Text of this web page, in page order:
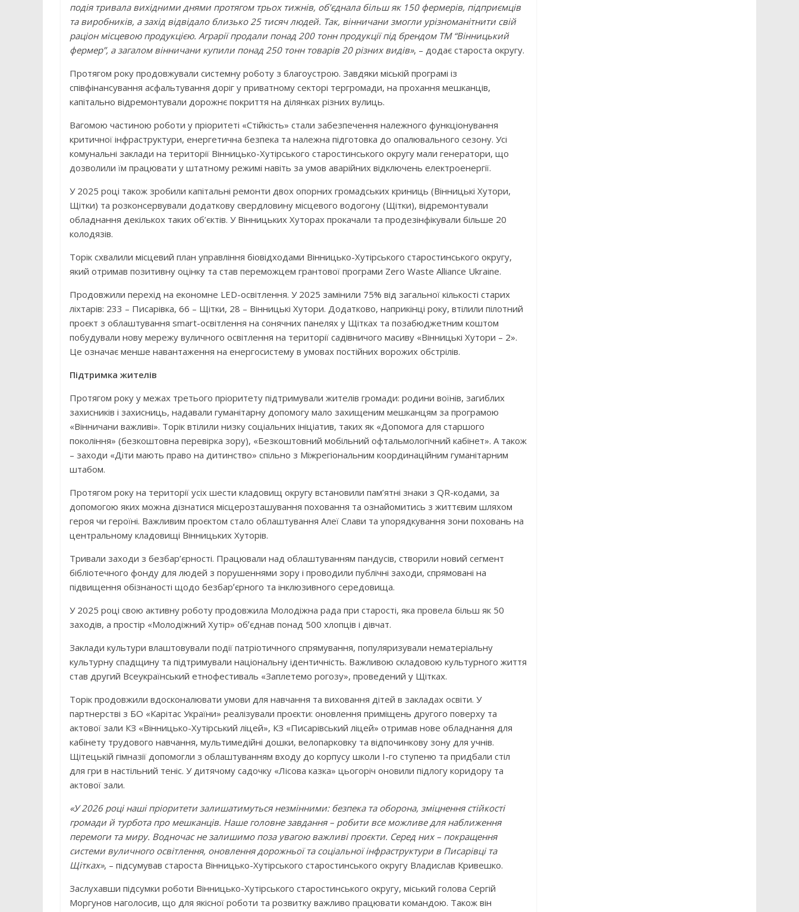
подія тривала вихідними днями протягом трьох тижнів, об’єднала більш як 150 фермерів, підприємців
та виробників, а захід відвідало близько 25 тисяч людей. Так, вінничани змогли урізноманітнити свій
раціон місцевою продукцією. Аграрії продали понад 200 тонн продукції під брендом ТМ “Вінницький
фермер”, а загалом вінничани купили понад 250 тонн товарів 20 різних видів», – додає староста округу.
Протягом року продовжували системну роботу з благоустрою. Завдяки міській програмі із
співфінансування асфальтування доріг у приватному секторі тергромади, на прохання мешканців,
капітально відремонтували дорожнє покриття на ділянках різних вулиць.
Вагомою частиною роботи у пріоритеті «Стійкість» стали забезпечення належного функціонування
критичної інфраструктури, енергетична безпека та належна підготовка до опалювального сезону. Усі
комунальні заклади на території Вінницько-Хутірського старостинського округу мали генератори, що
дозволили їм працювати у штатному режимі навіть за умов аварійних відключень електроенергії.
У 2025 році також зробили капітальні ремонти двох опорних громадських криниць (Вінницькі Хутори,
Щітки) та розконсервували додаткову свердловину місцевого водогону (Щітки), відремонтували
обладнання декількох таких об’єктів. У Вінницьких Хуторах прокачали та продезінфікували більше 20
колодязів.
Торік схвалили місцевий план управління біовідходами Вінницько-Хутірського старостинського округу,
який отримав позитивну оцінку та став переможцем грантової програми Zero Waste Alliance Ukraine.
Продовжили перехід на економне LED-освітлення. У 2025 замінили 75% від загальної кількості старих
ліхтарів: 233 – Писарівка, 66 – Щітки, 28 – Вінницькі Хутори. Додатково, наприкінці року, втілили пілотний
проєкт з облаштування smart-освітлення на сонячних панелях у Щітках та позабюджетним коштом
побудували нову мережу вуличного освітлення на території садівничого масиву «Вінницькі Хутори – 2».
Це означає менше навантаження на енергосистему в умовах постійних ворожих обстрілів.
Підтримка жителів
Протягом року у межах третього пріоритету підтримували жителів громади: родини воїнів, загиблих
захисників і захисниць, надавали гуманітарну допомогу мало захищеним мешканцям за програмою
«Вінничани важливі». Торік втілили низку соціальних ініціатив, таких як «Допомога для старшого
покоління» (безкоштовна перевірка зору), «Безкоштовний мобільний офтальмологічний кабінет». А також
– заходи «Діти мають право на дитинство» спільно з Міжрегіональним координаційним гуманітарним
штабом.
Протягом року на території усіх шести кладовищ округу встановили пам’ятні знаки з QR-кодами, за
допомогою яких можна дізнатися місцерозташування поховання та ознайомитись з життєвим шляхом
героя чи героїні. Важливим проєктом стало облаштування Алеї Слави та упорядкування зони поховань на
центральному кладовищі Вінницьких Хуторів.
Тривали заходи з безбар’єрності. Працювали над облаштуванням пандусів, створили новий сегмент
бібліотечного фонду для людей з порушеннями зору і проводили публічні заходи, спрямовані на
підвищення обізнаності щодо безбарʼєрного та інклюзивного середовища.
У 2025 році свою активну роботу продовжила Молодіжна рада при старості, яка провела більш як 50
заходів, а простір «Молодіжний Хутір» обʼєднав понад 500 хлопців і дівчат.
Заклади культури влаштовували події патріотичного спрямування, популяризували нематеріальну
культурну спадщину та підтримували національну ідентичність. Важливою складовою культурного життя
став другий Всеукраїнський етнофестиваль «Заплетемо рогозу», проведений у Щітках.
Торік продовжили вдосконалювати умови для навчання та виховання дітей в закладах освіти. У
партнерстві з БО «Карітас України» реалізували проєкти: оновлення приміщень другого поверху та
актової зали КЗ «Вінницько-Хутірський ліцей», КЗ «Писарівський ліцей» отримав нове обладнання для
кабінету трудового навчання, мультимедійні дошки, велопарковку та відпочинкову зону для учнів.
Щітецькій гімназії допомогли з облаштуванням входу до корпусу школи I-го ступеню та придбали стіл
для гри в настільний теніс. У дитячому садочку «Лісова казка» цьогоріч оновили підлогу коридору та
актової зали.
«У 2026 році наші пріоритети залишатимуться незмінними: безпека та оборона, зміцнення стійкості
громади й турбота про мешканців. Наше головне завдання – робити все можливе для наближення
перемоги та миру. Водночас не залишимо поза увагою важливі проєкти. Серед них – покращення
системи вуличного освітлення, оновлення дорожньої та соціальної інфраструктури в Писарівці та
Щітках», – підсумував староста Вінницько-Хутірського старостинського округу Владислав Кривешко.
Заслухавши підсумки роботи Вінницько-Хутірського старостинського округу, міський голова Сергій
Моргунов наголосив, що для якісної роботи та розвитку важливо працювати командою. Також він